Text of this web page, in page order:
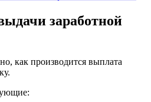
заработной
как производится выплата